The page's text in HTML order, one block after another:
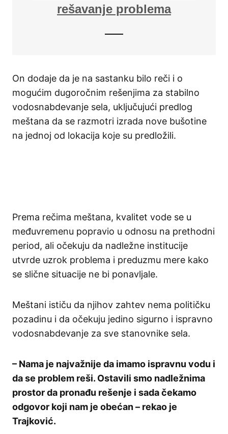
rešavanje problema
On dodaje da je na sastanku bilo reči i o
mogućim dugoročnim rešenjima za stabilno
vodosnabdevanje sela, uključujući predlog
meštana da se razmotri izrada nove bušotine
na jednoj od lokacija koje su predložili.
Prema rečima meštana, kvalitet vode se u
međuvremenu popravio u odnosu na prethodni
period, ali očekuju da nadležne institucije
utvrde uzrok problema i preduzmu mere kako
se slične situacije ne bi ponavljale.
Meštani ističu da njihov zahtev nema političku
pozadinu i da očekuju jedino sigurno i ispravno
vodosnabdevanje za sve stanovnike sela.
– Nama je najvažnije da imamo ispravnu vodu i
da se problem reši. Ostavili smo nadležnima
prostor da pronađu rešenje i sada čekamo
odgovor koji nam je obećan – rekao je
Trajković.